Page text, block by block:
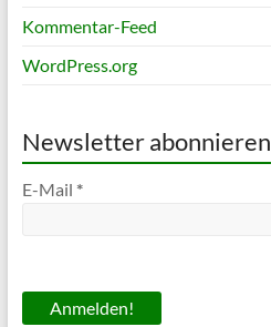
Kommentar-Feed
WordPress.org
Newsletter abonnieren
E-Mail *